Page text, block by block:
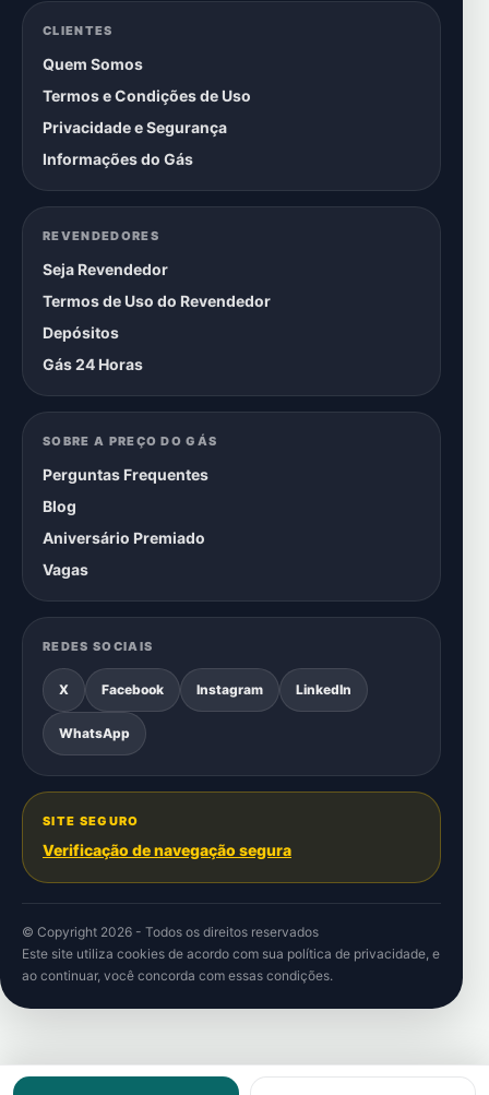
CLIENTES
Quem Somos
Termos e Condições de Uso
Privacidade e Segurança
Informações do Gás
REVENDEDORES
Seja Revendedor
Termos de Uso do Revendedor
Depósitos
Gás 24 Horas
SOBRE A PREÇO DO GÁS
Perguntas Frequentes
Blog
Aniversário Premiado
Vagas
REDES SOCIAIS
X Facebook Instagram LinkedIn
WhatsApp
SITE SEGURO
Verificação de navegação segura
© Copyright 2026 - Todos os direitos reservados
Este site utiliza cookies de acordo com sua política de privacidade, e
ao continuar, você concorda com essas condições.